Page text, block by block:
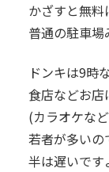
かざすと無料
普通の駐車場
ドンキは9時
食店などお店
(カラオケな
若者が多い
半は遅いです